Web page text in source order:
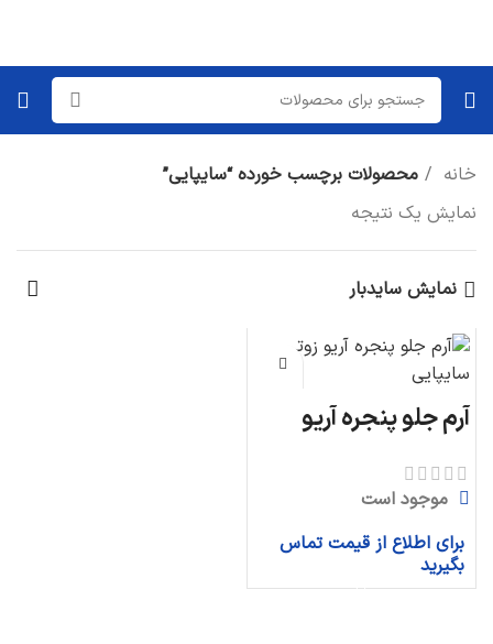
خانه
محصولات برچسب خورده “سایپایی”
نمایش یک نتیجه
نمایش سایدبار
آرم جلو پنجره آریو
موجود است
برای اطلاع از قیمت تماس
بگیرید